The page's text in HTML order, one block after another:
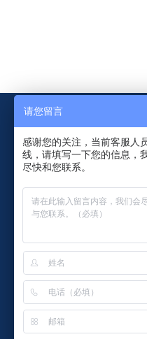
zts-
广东省深圳市宝
加入我们
请您留言
感谢您的关注，当前客服人
线，请填写一下您的信息，
尽快和您联系。